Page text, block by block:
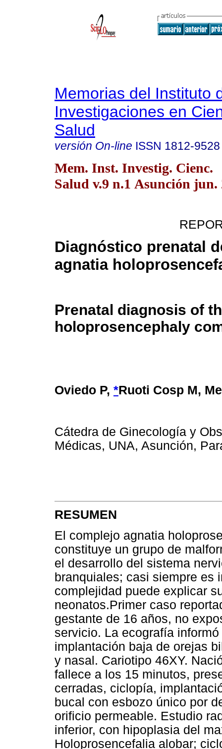
Memorias del Instituto
Investigaciones en
Salud
versión On-line ISSN 1812-9528
Mem. Inst. Investig. Cienc.
Salud v.9 n.1 Asunción jun.
Diagnóstico prenatal
agnatia
Prenatal diagnosis of
holoprosencephaly
Oviedo P, *Ruoti Cosp M,
Cátedra de Ginecología y
Médicas, UNA, Asunción,
RESUMEN
El complejo agnatia
constituye un grupo de
el desarrollo del sistema
branquiales; casi siempre es
complejidad puede explicar
neonatos.Primer caso
gestante de 16 años, no
servicio. La ecografía
implantación baja de orejas
y nasal. Cariotipo 46XY.
fallece a los 15 minutos,
cerradas, ciclopía,
bucal con esbozo único por
orificio permeable. Estudio
inferior, con hipoplasia del
Holoprosencefalia alobar;